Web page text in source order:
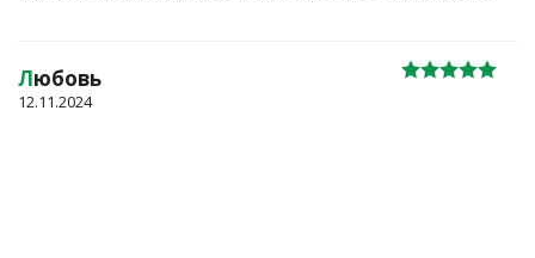
Любовь
12.11.2024